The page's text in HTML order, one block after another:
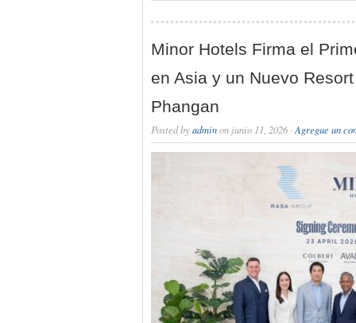
Minor Hotels Firma el
en Asia y un Nuevo
Phangan
Posted byadminon junio 11, 2026 · Agregue un